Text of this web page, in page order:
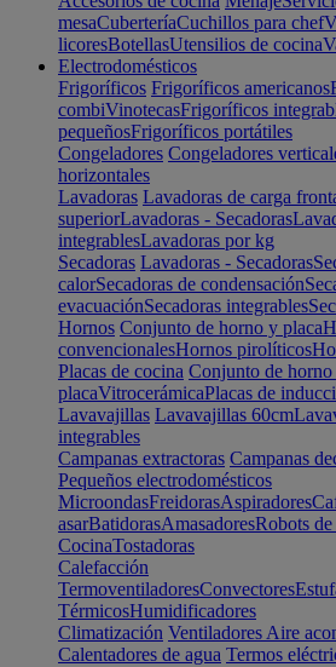
mesaCuberteríaCuchillos para chef
licoresBotellasUtensilios de cocina
Electrodomésticos
Frigoríficos Frigoríficos americanos
combiVinotecasFrigoríficos
pequeñosFrigoríficos portátiles
Congeladores Congeladores
horizontales
Lavadoras Lavadoras de carga
superiorLavadoras - Secadoras
integrablesLavadoras por kg
Secadoras Lavadoras - Secadoras
calorSecadoras de condensación
evacuaciónSecadoras integrables
Hornos Conjunto de horno y placa
convencionalesHornos pirolíticos
Placas de cocina Conjunto de
placaVitrocerámicaPlacas de
Lavavajillas Lavavajillas 60cm
integrables
Campanas extractoras Campanas
Pequeños electrodomésticos
MicroondasFreidorasAspiradores
asarBatidorasAmasadoresRobots
CocinaTostadoras
Calefacción
TermoventiladoresConvectores
TérmicosHumidificadores
Climatización Ventiladores Aire
Calentadores de agua Termos